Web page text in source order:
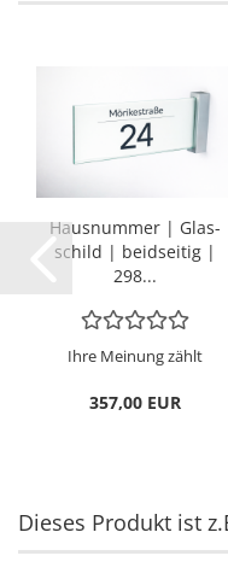
Haus­num­mer | Glas­
schild | beid­sei­tig |
298...
Ihre Meinung zählt
357,00 EUR
Dieses Produkt ist